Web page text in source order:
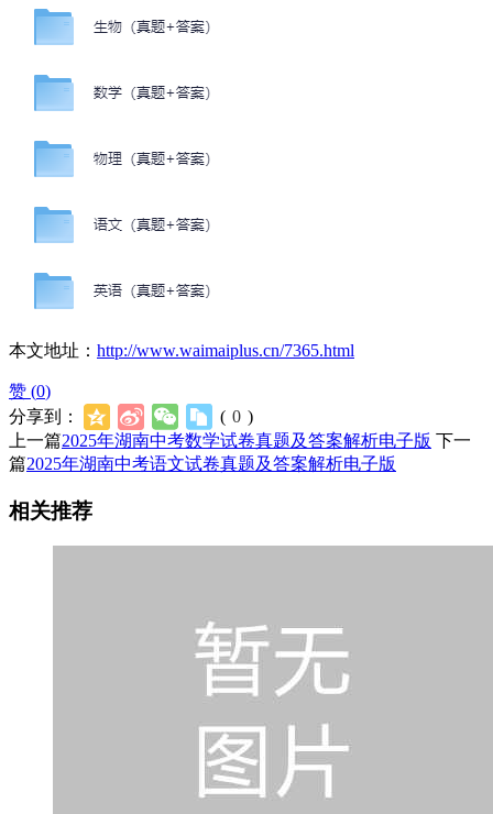
本文地址： http://www.waimaiplus.cn/7365.html
赞 (0)
分享到：
( 0 )
上一篇2025年湖南中考数学试卷真题及答案解析电子版 下一
篇2025年湖南中考语文试卷真题及答案解析电子版
相关推荐